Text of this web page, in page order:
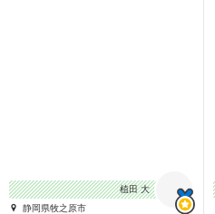
植田 大
静岡県牧之原市